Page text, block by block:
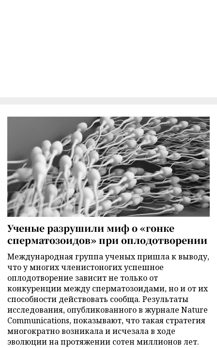
Ученые разрушили миф о «гонке
сперматозоидов» при оплодотворении
Международная группа ученых пришла к выводу,
что у многих членистоногих успешное
оплодотворение зависит не только от
конкуренции между сперматозоидами, но и от их
способности действовать сообща. Результаты
исследования, опубликованного в журнале Nature
Communications, показывают, что такая стратегия
многократно возникала и исчезала в ходе
эволюции на протяжении сотен миллионов лет.